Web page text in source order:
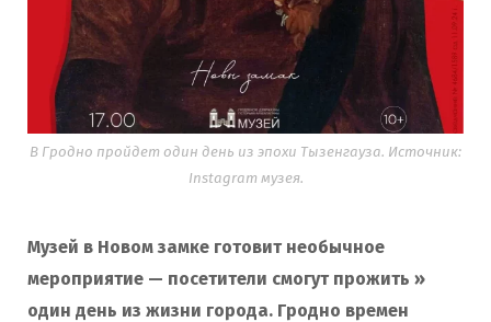
В Гродно пройдет один день из эпохи Тызенгауза. Источник:
Instagram музея.
Музей в Новом замке готовит необычное
мероприятие — посетители смогут прожить »
один день из жизни города. Гродно времен